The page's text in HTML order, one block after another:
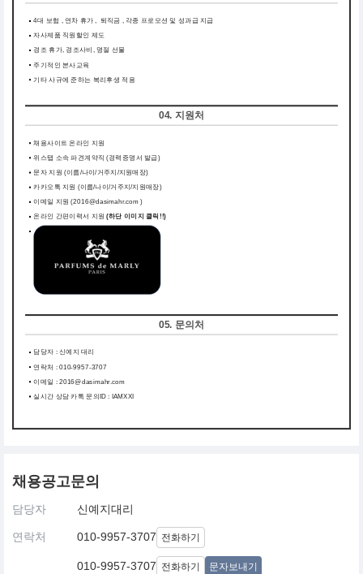
4대 보험 , 연차 휴가 , 퇴직금 , 각종 프로모션 및 성과급 지급
자사제품 직원할인 제도
경조 휴가, 경조사비, 명절 선물
주기적인 본사교육
기타 사규에 준하는 복리후생 적용
04. 지원처
채용사이트 온라인 지원
위스탭 소속 파견계약직 (경력증명서 발급)
문자 지원 (이름/나이/거주지/지원매장)
카카오톡 지원 (이름/나이/거주지/지원매장)
이메일 지원 (2016@dasimahr.com )
온라인 간편이력서 지원 (하단 이미지 클릭!!)
05. 문의처
담당자 : 신예지 대리
연락처 : 010-9957-3707
이메일 : 2016@dasimahr.com
실시간 상담 카톡 문의ID : IAMXXI
채용공고문의
담당자 신예지대리
연락처 010-9957-3707 전화하기
010-9957-3707 전화하기 문자보내기